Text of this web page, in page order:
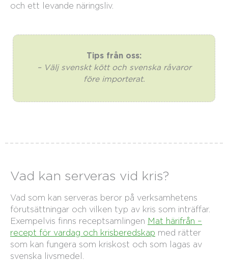
och ett levande näringsliv.
Tips från oss:
– Välj svenskt kött och svenska råvaror
före importerat.
Vad kan serveras vid kris?
Vad som kan serveras beror på verksamhetens
förutsättningar och vilken typ av kris som inträffar.
Exempelvis finns receptsamlingen Mat härifrån –
recept för vardag och krisberedskap med rätter
som kan fungera som kriskost och som lagas av
svenska livsmedel.